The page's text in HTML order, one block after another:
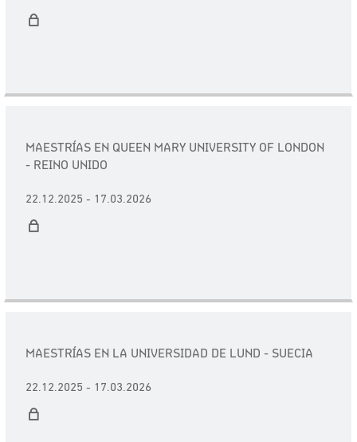
MAESTRÍAS EN QUEEN MARY UNIVERSITY OF LONDON
- REINO UNIDO
22.12.2025 - 17.03.2026
MAESTRÍAS EN LA UNIVERSIDAD DE LUND - SUECIA
22.12.2025 - 17.03.2026